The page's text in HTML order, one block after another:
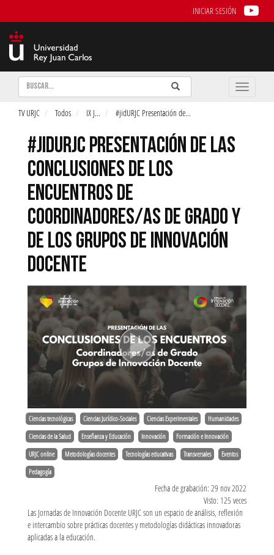
INICIAR SESIÓN
Buscar Enviar
Buscar
Toggle
TV URJC Todos IX J... #jidURJC Presentación de...
#JIDURJC PRESENTACIÓN DE LAS
CONCLUSIONES DE LOS
ENCUENTROS DE
COORDINADORES/AS DE GRADO Y
DE LOS GRUPOS DE INNOVACIÓN
DOCENTE
Ciencias tecnológicas Ciencias Jurídico-Sociales Ciencias Experimentales Humanidades
Ciencias de la Salud Enseñanza y Educación Innovación Formación e Innovación
URJC online Metodologías docentes Tecnologías educativas Transversales Eventos
Pedagogía
Fecha de grabación: 29 nov 2022
Visto: 125 veces
Las Jornadas de Innovación Docente URJC son un espacio de análisis, reflexión
e intercambio sobre prácticas docentes y metodologías didácticas innovadoras
aplicadas a la educación.